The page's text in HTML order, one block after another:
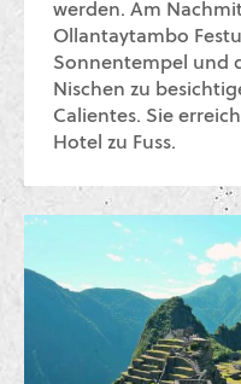
werden. Am
Ollantaytambo
Sonnentempel und
Nischen zu
Calientes. Sie
Hotel zu Fuss.